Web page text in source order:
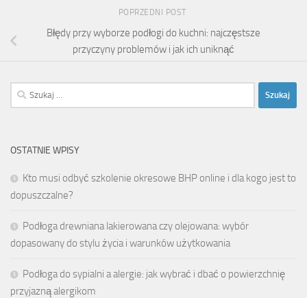
POPRZEDNI POST
Błędy przy wyborze podłogi do kuchni: najczęstsze
przyczyny problemów i jak ich uniknąć
Szukaj:
OSTATNIE WPISY
Kto musi odbyć szkolenie okresowe BHP online i dla kogo jest to
dopuszczalne?
Podłoga drewniana lakierowana czy olejowana: wybór
dopasowany do stylu życia i warunków użytkowania
Podłoga do sypialni a alergie: jak wybrać i dbać o powierzchnię
przyjazną alergikom